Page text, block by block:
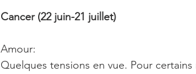
Cancer (22 juin-21 juillet)
Amour:
Quelques tensions en vue. Pour